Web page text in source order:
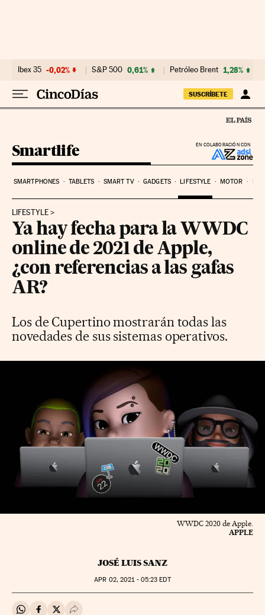
Ibex 35 -0,02% S&P 500 0,61% Petróleo Brent 1,28%
SUSCRÍBETE
EN COLABORACIÓN CON
Smartlife
SMARTPHONES TABLETS SMART TV GADGETS LIFESTYLE MOTOR
LIFESTYLE
Ya hay fecha para la WWDC
online de 2021 de Apple,
¿con referencias a las gafas
AR?
Los de Cupertino mostrarán todas las
novedades de sus sistemas operativos.
WWDC 2020 de Apple.
APPLE
JOSÉ LUIS SANZ
APR 02, 2021 - 05:23 EDT